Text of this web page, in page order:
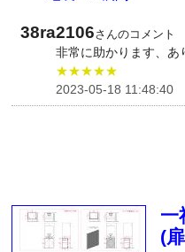
38ra2106さんのコメント
非常に助かります、あ
★★★★★
2023-05-18 11:48:40
一
(